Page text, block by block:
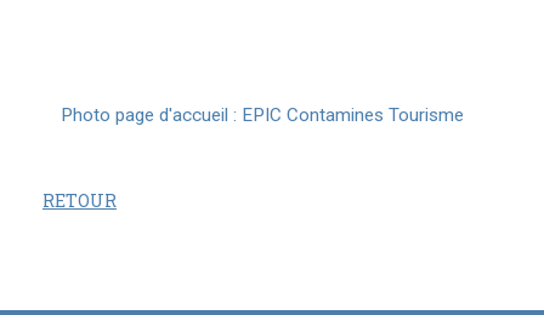
Photo page d'accueil : EPIC Contamines Tourisme
RETOUR